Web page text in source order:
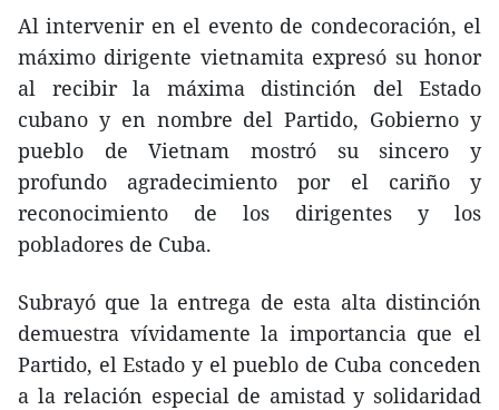
Al intervenir en el evento de condecoración, el
máximo dirigente vietnamita expresó su honor
al recibir la máxima distinción del Estado
cubano y en nombre del Partido, Gobierno y
pueblo de Vietnam mostró su sincero y
profundo agradecimiento por el cariño y
reconocimiento de los dirigentes y los
pobladores de Cuba.
Subrayó que la entrega de esta alta distinción
demuestra vívidamente la importancia que el
Partido, el Estado y el pueblo de Cuba conceden
a la relación especial de amistad y solidaridad